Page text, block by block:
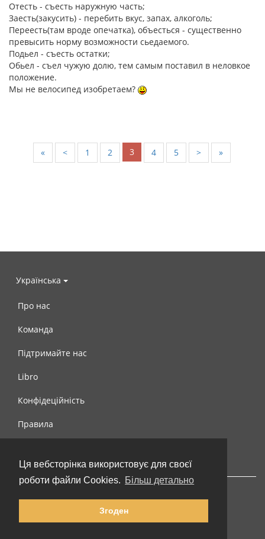
Ця вебсторінка використовує для своєї
роботи файли Cookies. Більш детально
Згоден
Отесть - съесть наружную часть;
Заесть(закусить) - перебить вкус, запах, алкоголь;
Переесть(там вроде опечатка), объесться - существенно
превысить норму возможности сьедаемого.
Подьел - съесть остатки;
Обьел - съел чужую долю, тем самым поставил в неловкое
положение.
Мы не велосипед изобретаем?
« < 1 2 3 4 5 > »
Українська
Про нас
Команда
Підтримайте нас
Libro
Конфідеційність
Правила
© 2002-2026 lernu.net |Impressum